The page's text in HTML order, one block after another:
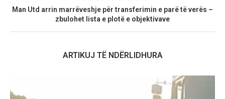
Man Utd arrin marrëveshje për transferimin e parë të verës –
zbulohet lista e plotë e objektivave
ARTIKUJ TË NDËRLIDHURA